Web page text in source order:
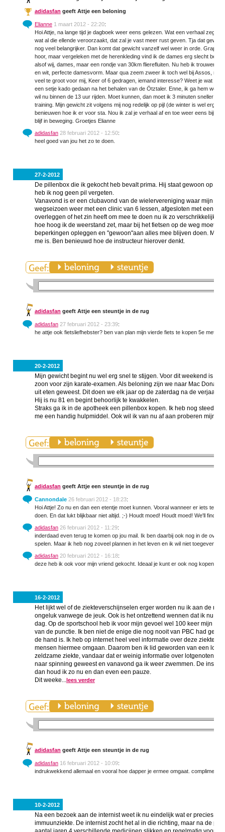
adidasfan geeft Attje een beloning
Elianne 1 maart 2012 - 22:20:
Hoi Attje, na lange tijd je dagboek weer eens gelezen. Wat een verhaal zeg.
wat al die ellende veroorzaakt, dat zal je vast meer rust geven. Tja dat
nog veel belangrijker. Dan komt dat gewicht vanzelf wel weer in orde.
hoor, maar vergeleken met de herenkleding vind ik de dames erg slecht
alsof wij, dames, maar een rondje van 30km flierefluiten. Nu heb ik trouwens
en wit, perfecte damesvorm. Maar qua zeem zweer ik toch wel bij Assos,
veel te groot voor mij, Keer of 6 gedragen, iemand interesse? Weet je wat
een setje kado gedaan na het behalen van de Ötztaler. Enne, ik ga hem
wil nu binnen de 13 uur rijden. Moet kunnen, dan moet ik 3 minuten sneller
training. Mijn gewicht zit volgens mij nog redelijk op pijl (de winter is wel erg
benieuwen hoe ik er voor sta. Nou ik zal je verhaal af en toe weer eens
blijf in beweging. Groetjes Elianne
adidasfan 28 februari 2012 - 12:50:
heel goed van jou het zo te doen.
27-2-2012
De pillenbox die ik gekocht heb bevalt prima. Hij staat gewoon op
heb ik nog geen pil vergeten.
Vanavond is er een clubavond van de wielervereniging waar mijn
wegseizoen weer met een clinic van 6 lessen, afgesloten met een
overleggen of het zin heeft om mee te doen nu ik zo verschrikkelijk
hoe hoog ik de weerstand zet, maar bij het fietsen op de weg moet ik
beperkingen opleggen en "gewoon"aan alles mee blijven doen.
me is. Ben benieuwd hoe de instructeur hierover denkt.
adidasfan geeft Attje een steuntje in de rug
adidasfan 27 februari 2012 - 23:39:
he attje ook fietsliefhebster? ben van plan mijn vierde fiets te kopen 5e met
20-2-2012
Mijn gewicht begint nu wel erg snel te stijgen. Voor dit weekend is
zoon voor zijn karate-examen. Als beloning zijn we naar Mac
uit eten geweest. Dit doen we elk jaar op de zaterdag na de
Hij is nu 81 en begint behoorlijk te kwakkelen.
Straks ga ik in de apotheek een pillenbox kopen. Ik heb nog steeds
me een handig hulpmiddel. Ook wil ik van nu af aan proberen mijn
adidasfan geeft Attje een steuntje in de rug
Cannondale 26 februari 2012 - 18:23:
Hoi Attje! Zo nu en dan een etentje moet kunnen. Vooral wanneer er iets te
doen. En dat lukt blijkbaar niet altijd. ;-) Houdt moed! Houdt moed! We'll find
adidasfan 26 februari 2012 - 11:29:
inderdaad even terug te komen op jou mail. Ik ben daarbij ook nog in de
spelen. Maar ik heb nog zoveel plannen in het leven en ik wil niet toegeven
adidasfan 20 februari 2012 - 16:18:
deze heb ik ook voor mijn vriend gekocht. Ideaal je kunt er ook nog kopen die
16-2-2012
Het lijkt wel of de ziekteverschijnselen erger worden nu ik aan de
ongeluk vanwege de jeuk. Ook is het ontzettend wennen dat ik nu 4
dag. Op de sportschool heb ik voor mijn gevoel wel 100 keer mijn
van de punctie. Ik ben niet de enige die nog nooit van PBC had
de hand is. Ik heb op internet heel veel informatie over deze ziekte
mensen hiermee omgaan. Daarom ben ik lid geworden van een
zeldzame ziekte, vandaar dat er weinig informatie over lotgenoten te
naar spinning geweest en vanavond ga ik weer zwemmen. De
dan houd ik zo nu en dan even een pauze.
Dit weeke...lees verder
adidasfan geeft Attje een steuntje in de rug
adidasfan 16 februari 2012 - 10:09:
indrukwekkend allemaal en vooral hoe dapper je ermee omgaat. complimentje
10-2-2012
Na een bezoek aan de internist weet ik nu eindelijk wat er precies
immuunziekte. De internist zocht het al in die richting, maar na de